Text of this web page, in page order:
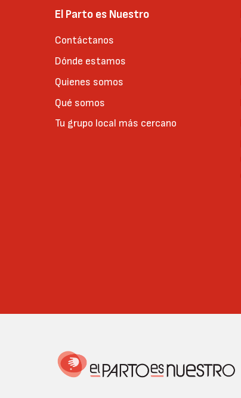
El Parto es Nuestro
Contáctanos
Dónde estamos
Quienes somos
Qué somos
Tu grupo local más cercano